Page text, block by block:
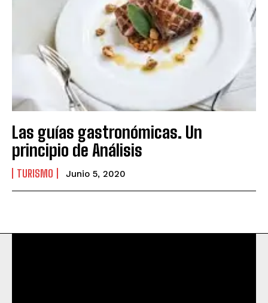
Las guías gastronómicas. Un
principio de Análisis
TURISMO Junio 5, 2020